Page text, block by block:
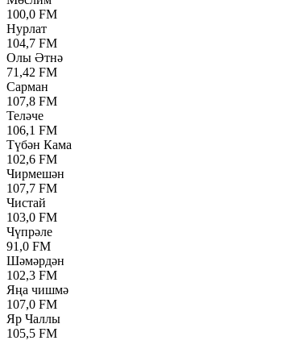
100,0 FM
Нурлат
104,7 FM
Олы Әтнә
71,42 FM
Сарман
107,8 FM
Теләче
106,1 FM
Түбән Кама
102,6 FM
Чирмешән
107,7 FM
Чистай
103,0 FM
Чүпрәле
91,0 FM
Шәмәрдән
102,3 FM
Яңа чишмә
107,0 FM
Яр Чаллы
105,5 FM